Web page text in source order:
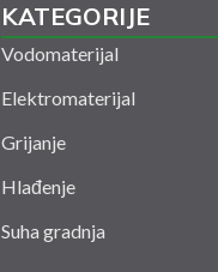
KATEGORIJE
Vodomaterijal
Elektromaterijal
Grijanje
Hlađenje
Suha gradnja